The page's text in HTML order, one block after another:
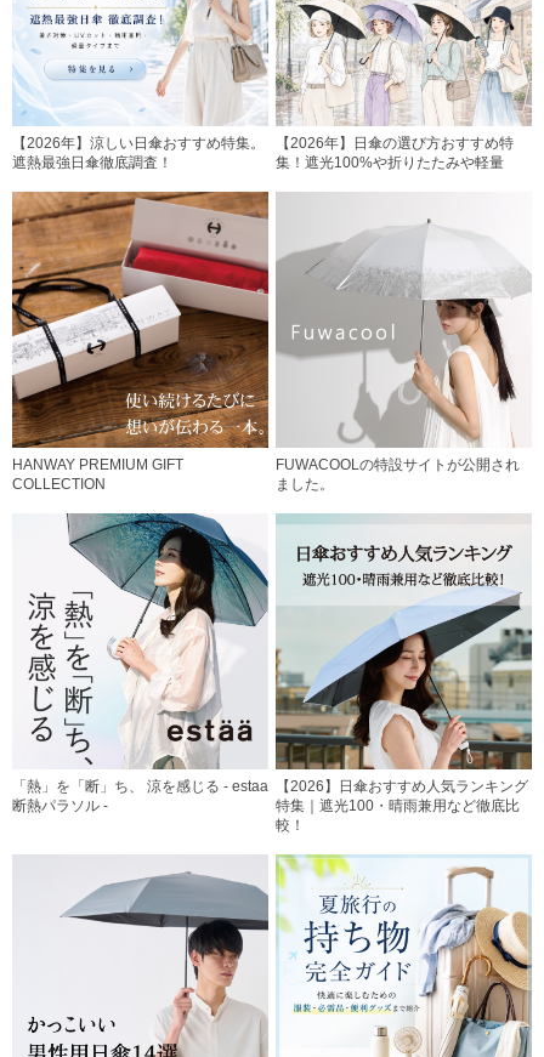
【2026年】涼しい日傘おすすめ特集。
遮熱最強日傘徹底調査！
【2026年】日傘の選び方おすすめ特
集！遮光100%や折りたたみや軽量
HANWAY PREMIUM GIFT
COLLECTION
FUWACOOLの特設サイトが公開され
ました。
「熱」を「断」ち、 涼を感じる - estaa
断熱パラソル -
【2026】日傘おすすめ人気ランキング
特集｜遮光100・晴雨兼用など徹底比
較！